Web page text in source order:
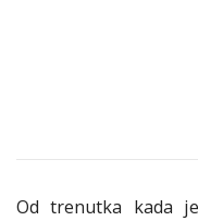
Od trenutka kada je